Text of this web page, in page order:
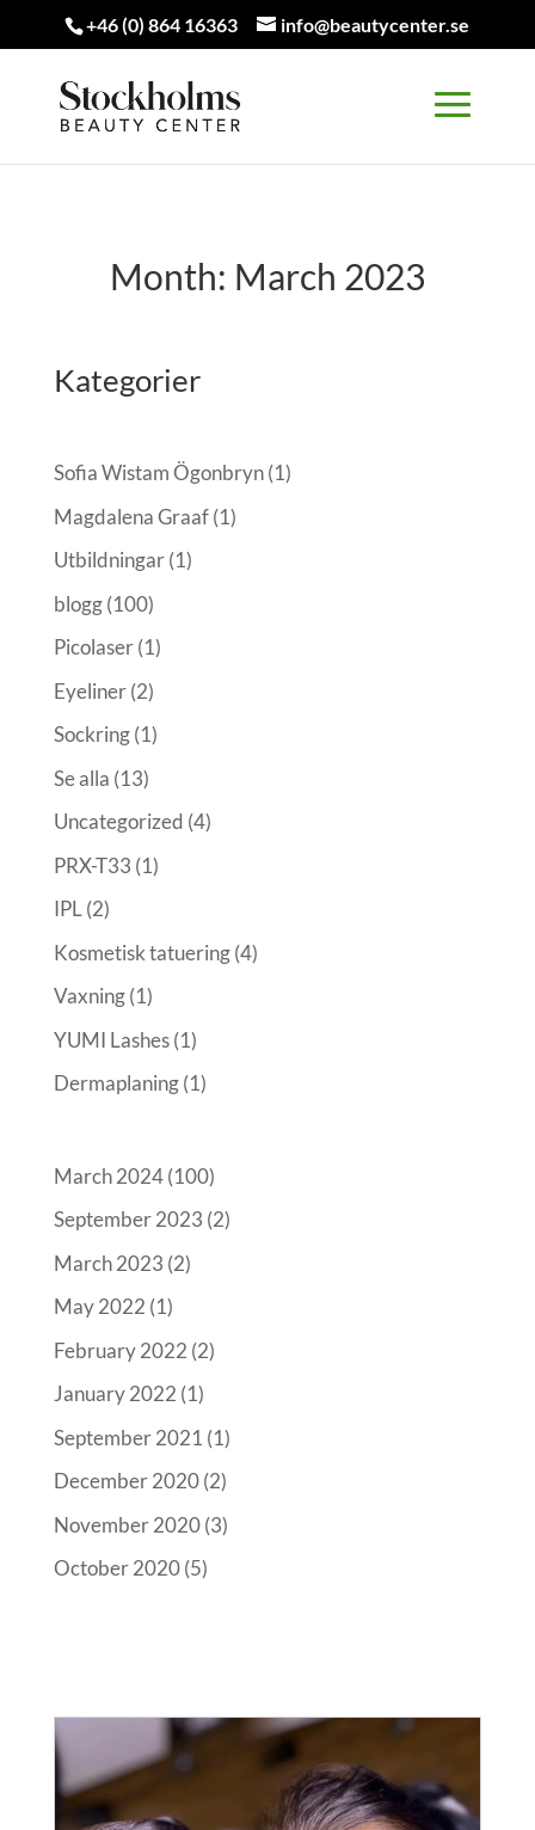
+46 (0) 864 16363 info@beautycenter.se
Month: March 2023
Kategorier
Sofia Wistam Ögonbryn(1)
Magdalena Graaf(1)
Utbildningar(1)
blogg(100)
Picolaser(1)
Eyeliner(2)
Sockring(1)
Se alla (13)
Uncategorized (4)
PRX-T33 (1)
IPL(2)
Kosmetisk tatuering(4)
Vaxning(1)
YUMI Lashes(1)
Dermaplaning(1)
March 2024(100)
September 2023 (2)
March 2023 (2)
May 2022 (1)
February 2022 (2)
January 2022 (1)
September 2021 (1)
December 2020(2)
November 2020(3)
October 2020(5)